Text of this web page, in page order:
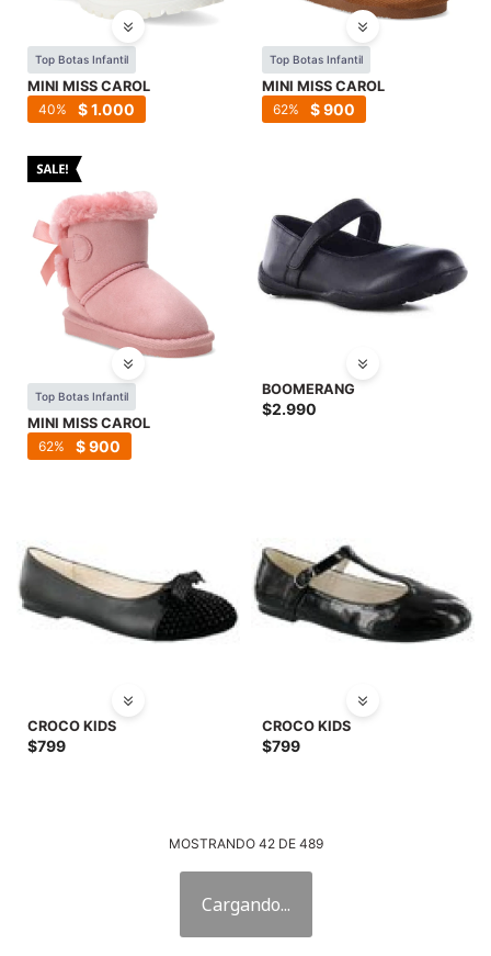
Top Botas Infantil
MINI MISS CAROL
$1.000
40
Top Botas Infantil
MINI MISS CAROL
$900
62
Top Botas Infantil
MINI MISS CAROL
$900
62
BOOMERANG
$2.990
CROCO KIDS
$799
CROCO KIDS
$799
MOSTRANDO 42DE 489